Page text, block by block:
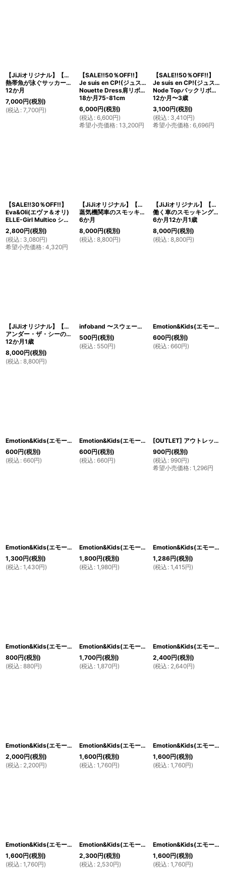
【JiJiオリジナル】【ベイビーロンパース】
熱帯魚が泳ぐサッカー素材のスモッキング刺繍
12か月
7,000円(税別)
(税込 : 7,700円)
【SALE!!50％OFF!!】
Je suis en CP!(ジュスィザンセーペー)
Nouette Dress肩リボンドレス(グリーンストライプ)
18か月75-81cm
6,000円(税別)
(税込 : 6,600円)
希望小売価格: 13,200円
【SALE!!50％OFF!!】
Je suis en CP!(ジュスィザンセーペー)
Node Topバックリボントップス(ブラウンファイヤーワークス)
12か月〜3歳
3,100円(税別)
(税込 : 3,410円)
希望小売価格: 6,696円
【SALE!!30％OFF!!】
Eva&Oli(エヴァ＆オリ)
ELLE-Girl Multico ショートパンツ 12か月18か月
2,800円(税別)
(税込 : 3,080円)
希望小売価格: 4,320円
【JiJiオリジナル】【ボーイズオーバーオール】
蒸気機関車のスモッキング刺繍
6か月
8,000円(税別)
(税込 : 8,800円)
【JiJiオリジナル】【ボーイズオーバーオール】
働く車のスモッキング刺繍
6か月12か月1歳
8,000円(税別)
(税込 : 8,800円)
【JiJiオリジナル】【ボーイズオーバーオール】
アンダー・ザ・シーのスモッキング刺繍
12か月1歳
8,000円(税別)
(税込 : 8,800円)
infoband 〜スウェーデン製〜迷子バンド
500円(税別)
(税込 : 550円)
Emotion&Kids(エモーション＆キッズ) 子供用ヘアアクセサリーリボン（レッド） 2個セット<ストライプ＆ドット>
600円(税別)
(税込 : 660円)
Emotion&Kids(エモーション＆キッズ) 子供用ヘアアクセサリーヘアピンリボン 3個セット<寒色系>
600円(税別)
(税込 : 660円)
Emotion&Kids(エモーション＆キッズ) 子供用ヘアアクセサリーヘアピンリボン 3個セット<暖色系>
600円(税別)
(税込 : 660円)
[OUTLET] アウトレット Emotion&Kids(エモーション＆キッズ) 女の子の赤ちゃん用ソックス1(3〜6か月)
900円(税別)
(税込 : 990円)
希望小売価格: 1,296円
Emotion&Kids(エモーション＆キッズ)おしゃぶりベアくまさん
1,300円(税別)
(税込 : 1,430円)
Emotion&Kids(エモーション＆キッズ) 動物柄ミニブランケット
1,800円(税別)
(税込 : 1,980円)
Emotion&Kids(エモーション＆キッズ) 女の子の赤ちゃん用ビブ＆よだれ拭きセット ピンクドット
1,286円(税別)
(税込 : 1,415円)
Emotion&Kids(エモーション＆キッズ) ユニセックス用ビブ Rattles
800円(税別)
(税込 : 880円)
Emotion&Kids(エモーション＆キッズ) 女の子の赤ちゃん用ロンパース 花柄 3〜6か月
1,700円(税別)
(税込 : 1,870円)
Emotion&Kids(エモーション＆キッズ) 女の子の赤ちゃん用肌着 花柄 0〜3か月
2,400円(税別)
(税込 : 2,640円)
Emotion&Kids(エモーション＆キッズ) 女の子の赤ちゃん用ロンパースセット ホワイト×ピンク ストライプ 0〜6か月
2,000円(税別)
(税込 : 2,200円)
Emotion&Kids(エモーション＆キッズ) ユニセックスロンパース ホワイトセルフストライプ 3〜6か月
1,600円(税別)
(税込 : 1,760円)
Emotion&Kids(エモーション＆キッズ) 女の子の赤ちゃん用ロンパース ピンクセルフストライプ 0〜3か月
1,600円(税別)
(税込 : 1,760円)
Emotion&Kids(エモーション＆キッズ) 女の子の赤ちゃん用ロンパース 桜のつぼみ 0〜6か月
1,600円(税別)
(税込 : 1,760円)
Emotion&Kids(エモーション＆キッズ) 女の子の赤ちゃん用肌着 桜のつぼみ 3〜6か月
2,300円(税別)
(税込 : 2,530円)
Emotion&Kids(エモーション＆キッズ) 女の子赤ちゃん用ロンパース ピンクボーダー 0〜6か月
1,600円(税別)
(税込 : 1,760円)